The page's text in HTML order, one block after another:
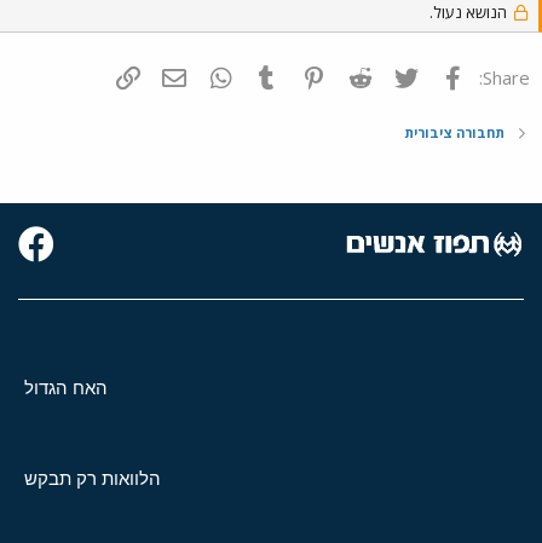
הנושא נעול.
Share: פייסבוק Twitter
Reddit
Pinterest
Tumblr
WhatsAppדואר אלקטרוני
תחבורה ציבורית
האח הגדול
הלוואות רק תבקש